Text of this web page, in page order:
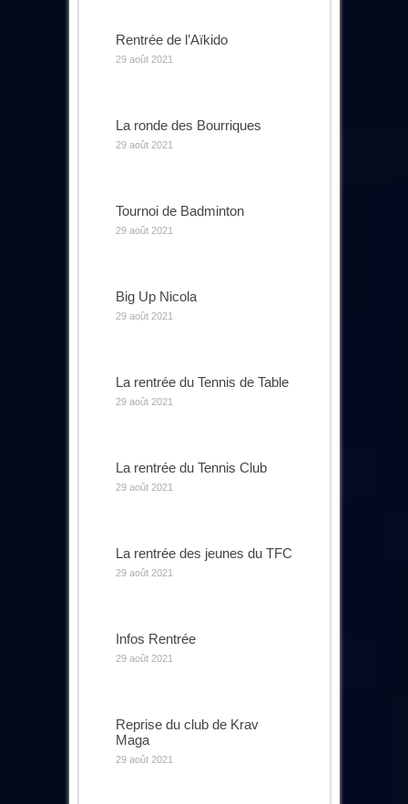
Rentrée de l’Aïkido
29 août 2021
La ronde des Bourriques
29 août 2021
Tournoi de Badminton
29 août 2021
Big Up Nicola
29 août 2021
La rentrée du Tennis de Table
29 août 2021
La rentrée du Tennis Club
29 août 2021
La rentrée des jeunes du TFC
29 août 2021
Infos Rentrée
29 août 2021
Reprise du club de Krav
Maga
29 août 2021